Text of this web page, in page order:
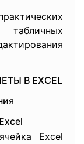
В EXCEL
Excel